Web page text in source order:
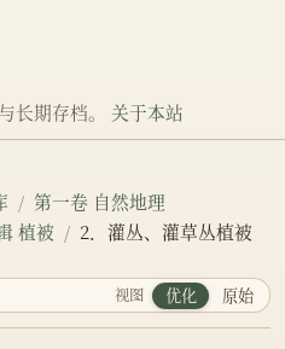
长期存档。 关于本站
第一卷 自然地理
植被
2．灌丛、灌草丛植被
视图 优化 原始